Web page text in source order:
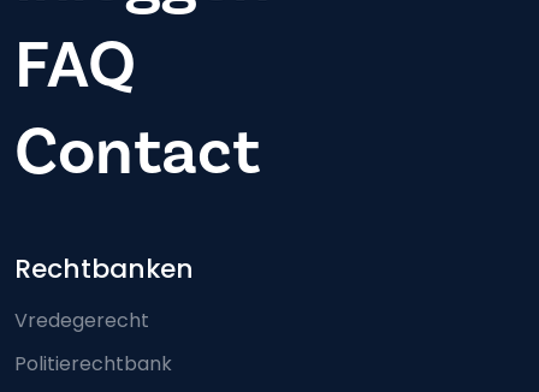
FAQ
Contact
Footer-menu
Rechtbanken
Vredegerecht
Politierechtbank